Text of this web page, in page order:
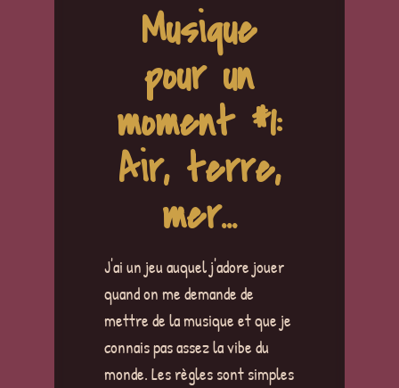
Musique
pour un
moment #1:
Air, terre,
mer...
J'ai un jeu auquel j'adore jouer
quand on me demande de
mettre de la musique et que je
connais pas assez la vibe du
monde. Les règles sont simples